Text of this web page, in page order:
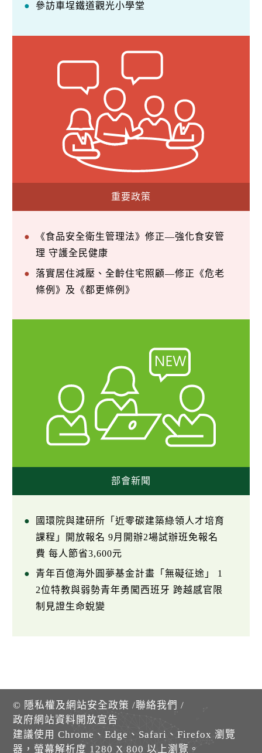
參訪車埕鐵道觀光小學堂
重要政策
《食品安全衛生管理法》修正—強化食安管
理 守護全民健康
落實居住減壓、全齡住宅照顧—修正《危老
條例》及《都更條例》
部會新聞
國環院與建研所「近零碳建築綠領人才培育
課程」開放報名 9月開辦2場試辦班免報名
費 每人節省3,600元
青年百億海外圓夢基金計畫「無礙征途」 1
2位特教與弱勢青年勇闖西班牙 跨越感官限
制見證生命蛻變
© 隱私權及網站安全政策 /聯絡我們 /
政府網站資料開放宣告
建議使用 Chrome、Edge、Safari、Firefox 瀏覽
器，螢幕解析度 1280 X 800 以上瀏覽。